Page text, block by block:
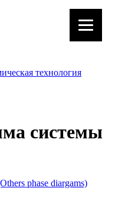
технология
системы
phase diargams)